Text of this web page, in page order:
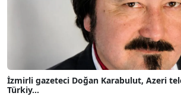
İzmirli gazeteci Doğan Karabulut, Azeri
Türkiy...